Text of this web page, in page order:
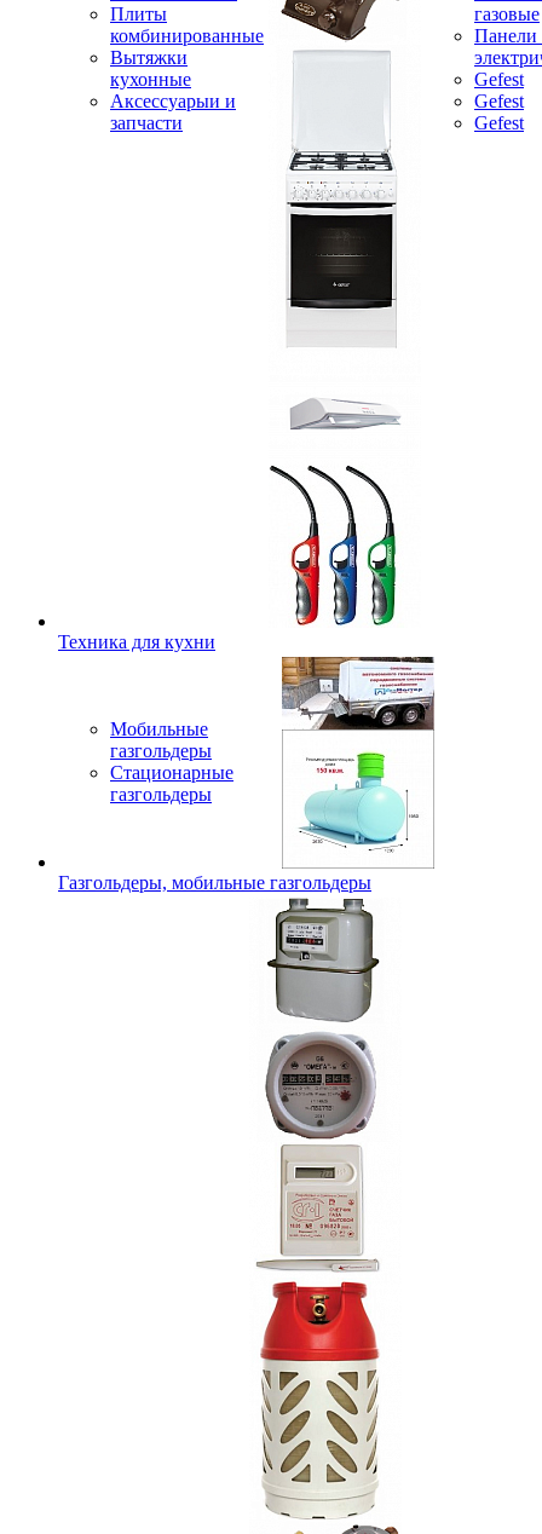
Плиты
комбинированные
Вытяжки
кухонные
Аксессуарыи и
запчасти
газовые
Панели
Gefest
Gefest
Gefest
Техника для кухни
Мобильные
газгольдеры
Стационарные
газгольдеры
Газгольдеры, мобильные газгольдеры